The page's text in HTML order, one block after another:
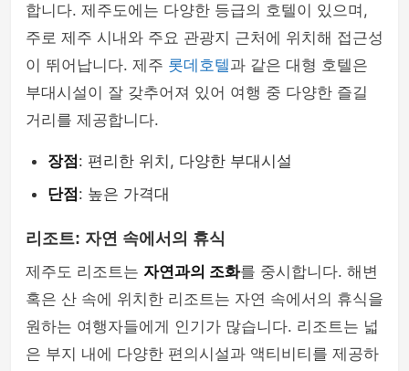
합니다. 제주도에는 다양한 등급의 호텔이 있으며,
주로 제주 시내와 주요 관광지 근처에 위치해 접근성
이 뛰어납니다. 제주 롯데호텔과 같은 대형 호텔은
부대시설이 잘 갖추어져 있어 여행 중 다양한 즐길
거리를 제공합니다.
장점: 편리한 위치, 다양한 부대시설
단점: 높은 가격대
리조트: 자연 속에서의 휴식
제주도 리조트는 자연과의 조화를 중시합니다. 해변
혹은 산 속에 위치한 리조트는 자연 속에서의 휴식을
원하는 여행자들에게 인기가 많습니다. 리조트는 넓
은 부지 내에 다양한 편의시설과 액티비티를 제공하